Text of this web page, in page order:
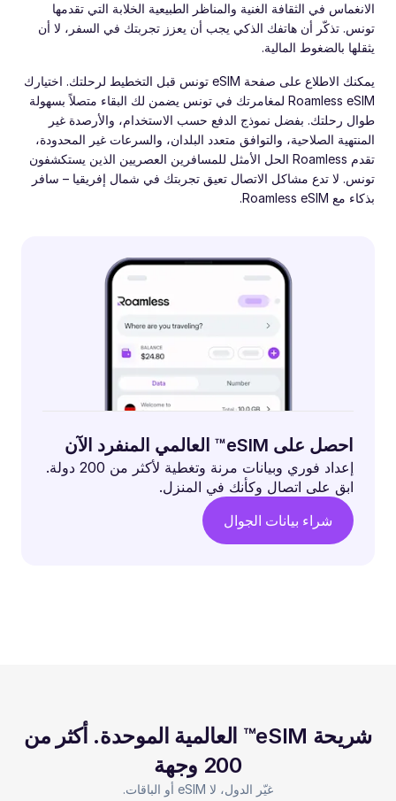
الانغماس في الثقافة الغنية والمناظر الطبيعية الخلابة التي تقدمها
تونس. تذكّر أن هاتفك الذكي يجب أن يعزز تجربتك في السفر، لا أن
يثقلها بالضغوط المالية.
يمكنك الاطلاع على صفحة eSIM تونس قبل التخطيط لرحلتك. اختيارك
Roamless eSIM لمغامرتك في تونس يضمن لك البقاء متصلاً بسهولة
طوال رحلتك. بفضل نموذج الدفع حسب الاستخدام، والأرصدة غير
المنتهية الصلاحية، والتوافق متعدد البلدان، والسرعات غير المحدودة،
تقدم Roamless الحل الأمثل للمسافرين العصريين الذين يستكشفون
تونس. لا تدع مشاكل الاتصال تعيق تجربتك في شمال إفريقيا – سافر
بذكاء مع Roamless eSIM.
احصل على eSIM™ العالمي المنفرد الآن
إعداد فوري وبيانات مرنة وتغطية لأكثر من 200 دولة.
ابق على اتصال وكأنك في المنزل.
شراء بيانات الجوال
شريحة eSIM™ العالمية الموحدة. أكثر من
200 وجهة